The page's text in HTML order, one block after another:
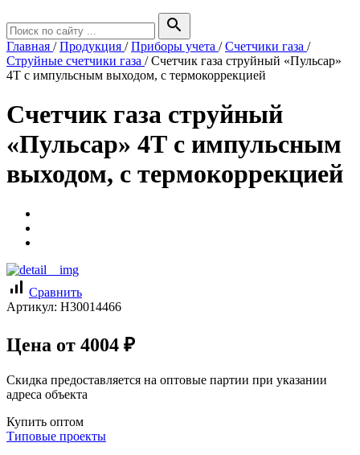
search
Главная /Продукция /Приборы учета /Счетчики газа /
Струйные счетчики газа /Счетчик газа струйный «Пульсар»
4Т с импульсным выходом, с термокоррекцией
Счетчик газа струйный
«Пульсар» 4Т с импульсным
выходом, с термокоррекцией
signal_cellular_alt Сравнить
Артикул: Н30014466
Цена от 4004 ₽
Скидка предоставляется на оптовые партии при указании
адреса объекта
Купить оптом
Типовые проекты